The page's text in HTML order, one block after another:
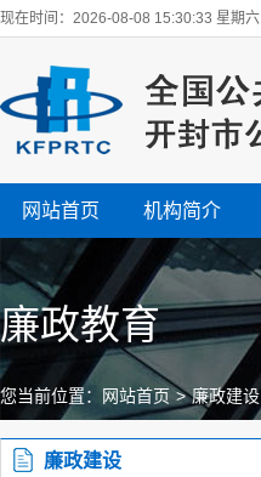
现在时间：2026-08-08 15:30:34 星期六
网站首页 机构简介
廉政教育
您当前位置： 网站首页 > 廉政建设
廉政建设